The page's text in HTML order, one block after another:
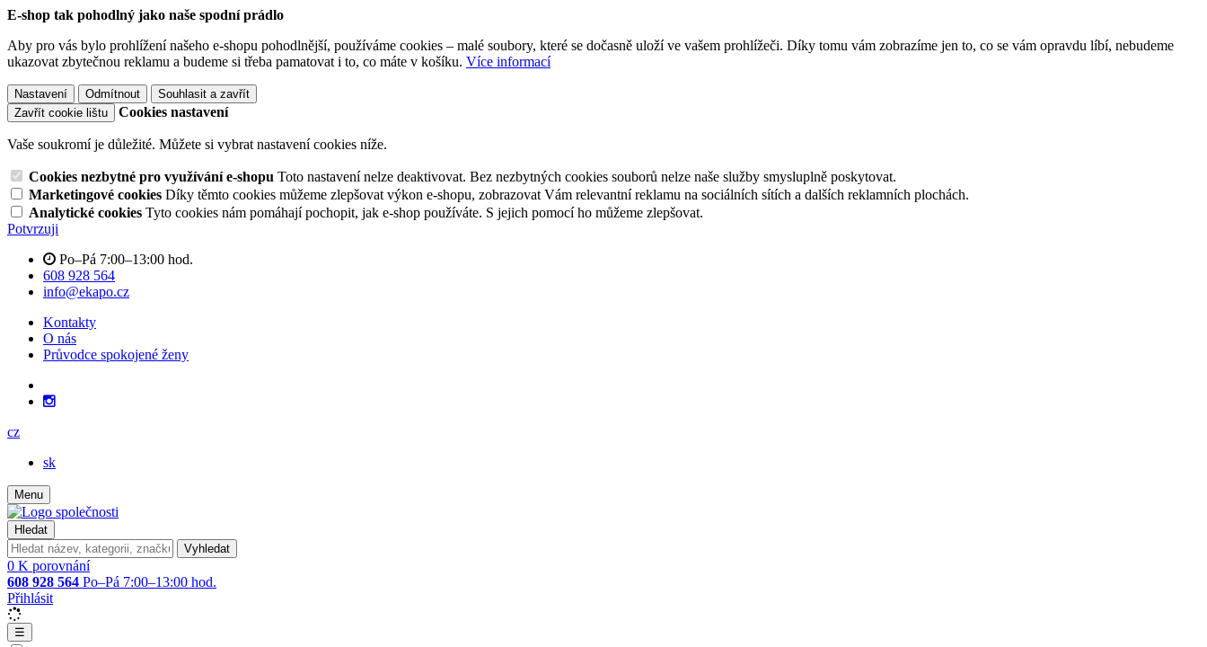
E-shop tak pohodlný jako naše spodní prádlo
Aby pro vás bylo prohlížení našeho e-shopu pohodlnější, používáme cookies – malé soubory, které se dočasně uloží ve vašem prohlížeči. Díky tomu vám zobrazíme jen to, co se vám opravdu líbí, nebudeme
ukazovat zbytečnou reklamu a budeme si třeba pamatovat i to, co máte v košíku. Více informací
Nastavení Odmítnout
Souhlasit a zavřít
Zavřít cookie lištu
Cookies nastavení
Vaše soukromí je důležité. Můžete si vybrat nastavení cookies níže.
Cookies nezbytné pro využívání e-shopu Toto nastavení nelze deaktivovat. Bez nezbytných cookies souborů nelze naše služby smysluplně poskytovat.
Marketingové cookies Díky těmto cookies můžeme zlepšovat výkon e-shopu, zobrazovat Vám relevantní reklamu na sociálních sítích a dalších reklamních plochách.
Analytické cookies Tyto cookies nám pomáhají pochopit, jak e-shop používáte. S jejich pomocí ho můžeme zlepšovat.
Potvrzuji
Po–Pá 7:00–13:00 hod.
608 928 564
info@ekapo.cz
Kontakty
O nás
Průvodce spokojené ženy
cz
sk
Menu
Hledat
Vyhledat
0 K porovnání
608 928 564 Po–Pá 7:00–13:00 hod.
Přihlásit
☰